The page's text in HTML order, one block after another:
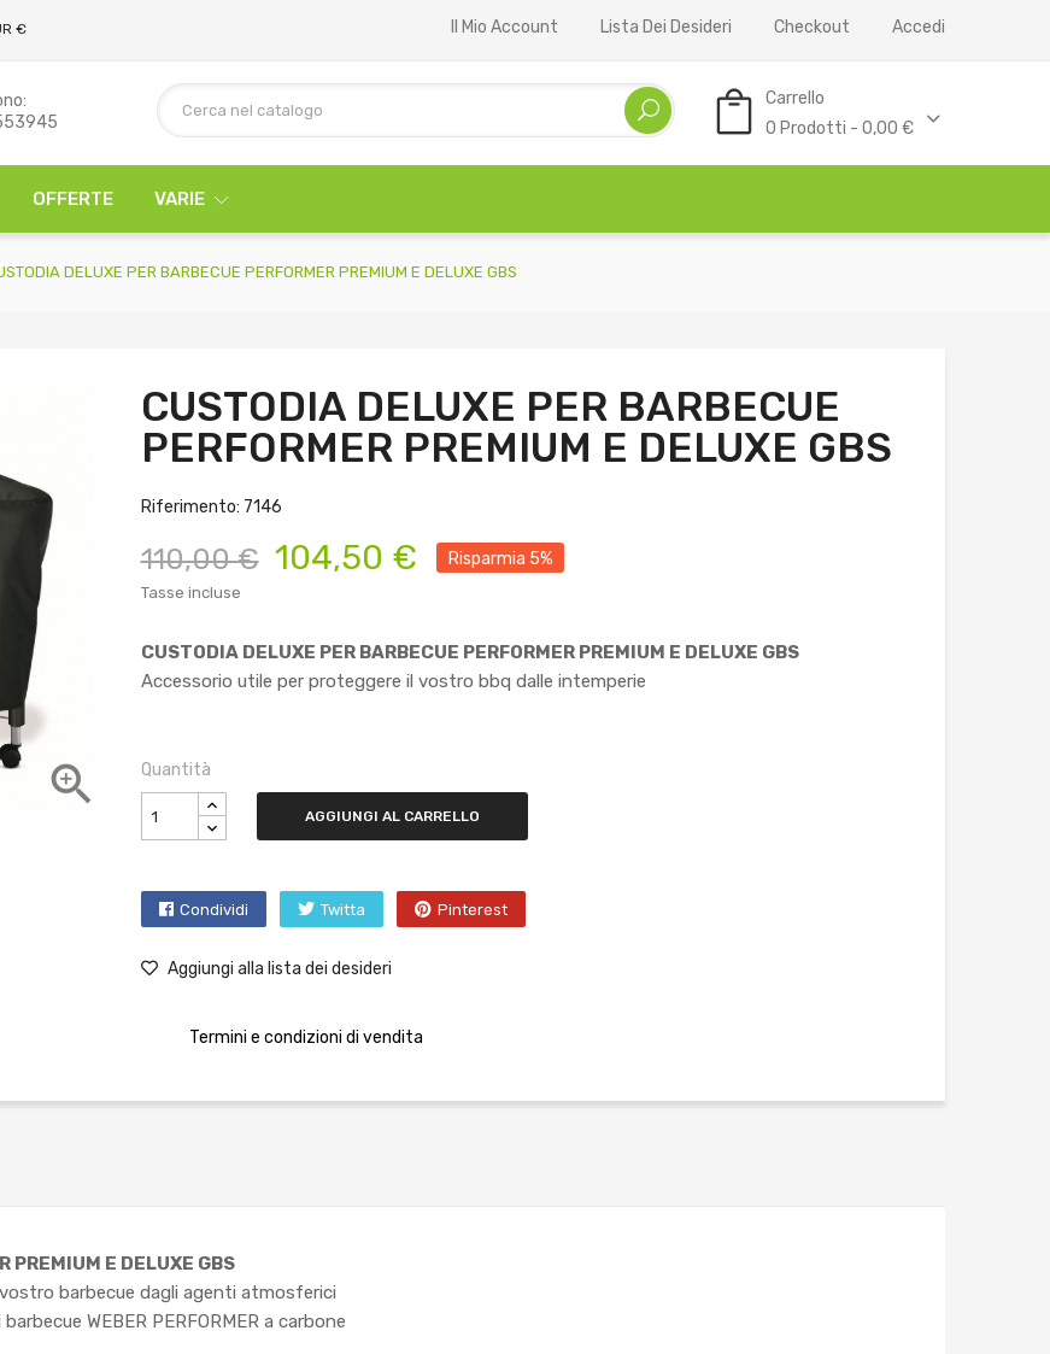
€ Il Mio Account Lista Dei Desideri Checkout Accedi
Carrello
0 Prodotti - 0,00 €
OFFERTE VARIE
DELUXE PER BARBECUE PERFORMER PREMIUM E DELUXE GBS

CUSTODIA DELUXE PER BARBECUE
PERFORMER PREMIUM E DELUXE GBS
Riferimento: 7146
110,00 € 104,50 € Risparmia 5%
Tasse incluse
CUSTODIA DELUXE PER BARBECUE PERFORMER PREMIUM E DELUXE GBS
Accessorio utile per proteggere il vostro bbq dalle intemperie
Quantità
AGGIUNGI AL CARRELLO
Condividi Twitta Pinterest
Aggiungi alla lista dei desideri
Termini e condizioni di vendita
PREMIUM E DELUXE GBS
barbecue dagli agenti atmosferici
WEBER PERFORMER a carbone